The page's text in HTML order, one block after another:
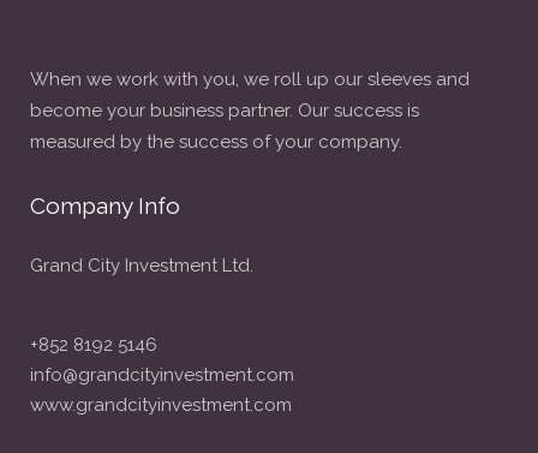
When we work with you, we roll up our sleeves and
become your business partner. Our success is
measured by the success of your company.
Company Info
Grand City Investment Ltd.
+852 8192 5146
info@grandcityinvestment.com
www.grandcityinvestment.com